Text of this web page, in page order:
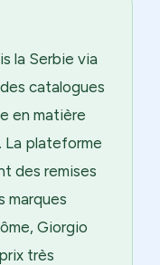
la Serbie via
catalogues
en matière
La plateforme
des remises
marques
Giorgio
très